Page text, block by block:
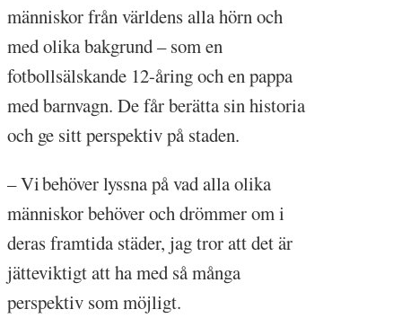
människor från världens alla hörn och
med olika bakgrund – som en
fotbollsälskande 12-åring och en pappa
med barnvagn. De får berätta sin historia
och ge sitt perspektiv på staden.
– Vi behöver lyssna på vad alla olika
människor behöver och drömmer om i
deras framtida städer, jag tror att det är
jätteviktigt att ha med så många
perspektiv som möjligt.